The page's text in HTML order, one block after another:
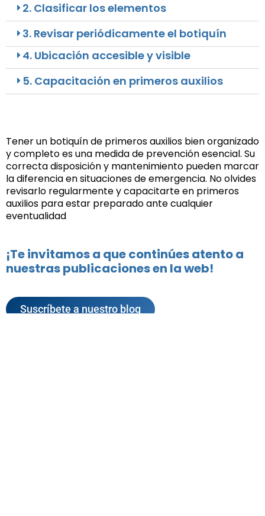
2. Clasificar los elementos
3. Revisar periódicamente el botiquín
4. Ubicación accesible y visible
5. Capacitación en primeros auxilios
Tener un botiquín de primeros auxilios bien organizado
y completo es una medida de prevención esencial. Su
correcta disposición y mantenimiento pueden marcar
la diferencia en situaciones de emergencia. No olvides
revisarlo regularmente y capacitarte en primeros
auxilios para estar preparado ante cualquier
eventualidad
¡Te invitamos a que continúes atento a
nuestras publicaciones en la web!
Suscríbete a nuestro blog